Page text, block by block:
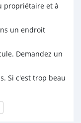
propriétaire et à
un endroit
Demandez un
Si c'est trop beau